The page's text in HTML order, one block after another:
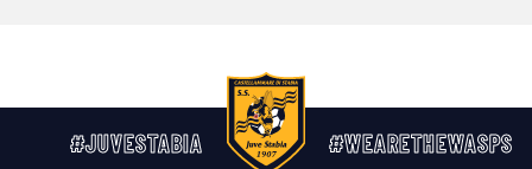
#JUVESTABIA #WEARETHEWASPS